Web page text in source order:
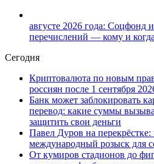
августе 2026 года: Соцфонд
перечислений — кому и
Сегодня
Криптовалюта по новым
россиян после 1 сентября
Банк может заблокировать
перевод: какие суммы
защитить свои деньги
Павел Дуров на
международный розыск для
От кумиров стадионов до